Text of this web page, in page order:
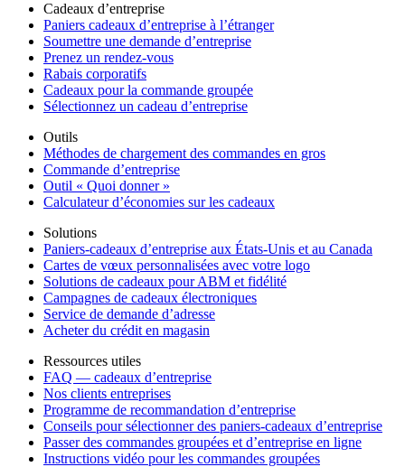
Cadeaux d’entreprise
Paniers cadeaux d’entreprise à l’étranger
Soumettre une demande d’entreprise
Prenez un rendez-vous
Rabais corporatifs
Cadeaux pour la commande groupée
Sélectionnez un cadeau d’entreprise
Outils
Méthodes de chargement des commandes en gros
Commande d’entreprise
Outil « Quoi donner »
Calculateur d’économies sur les cadeaux
Solutions
Paniers-cadeaux d’entreprise aux États-Unis et au Canada
Cartes de vœux personnalisées avec votre logo
Solutions de cadeaux pour ABM et fidélité
Campagnes de cadeaux électroniques
Service de demande d’adresse
Acheter du crédit en magasin
Ressources utiles
FAQ — cadeaux d’entreprise
Nos clients entreprises
Programme de recommandation d’entreprise
Conseils pour sélectionner des paniers-cadeaux d’entreprise
Passer des commandes groupées et d’entreprise en ligne
Instructions vidéo pour les commandes groupées